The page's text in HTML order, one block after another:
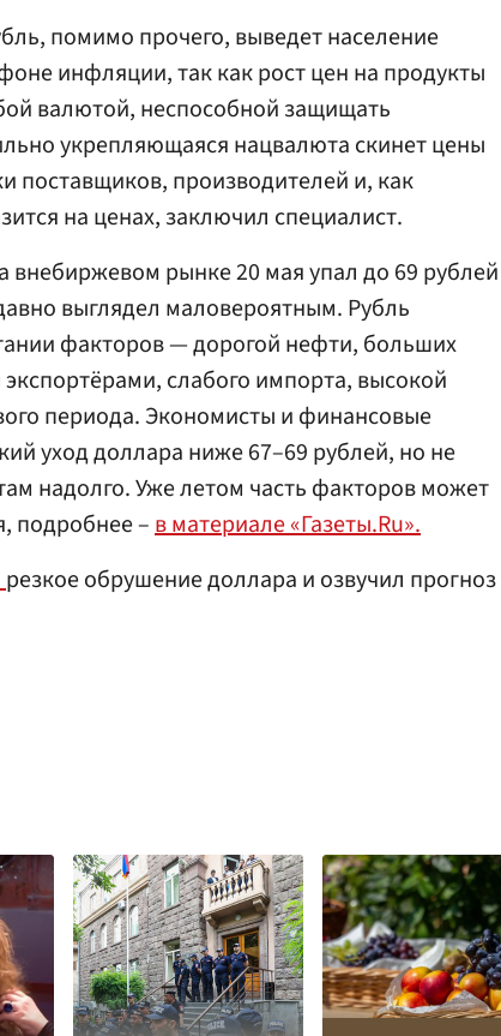
помимо прочего, выведет население
инфляции, так как рост цен на продукты
валютой, неспособной защищать
укрепляющаяся нацвалюта скинет цены
поставщиков, производителей и, как
на ценах, заключил специалист.
рынке 20 мая упал до 69 рублей
выглядел маловероятным. Рубль
факторов — дорогой нефти, больших
слабого импорта, высокой
периода. Экономисты и финансовые
уход доллара ниже 67–69 рублей, но не
надолго. Уже летом часть факторов может
подробнее –в материале «Газеты.Ru».
резкое обрушение доллара и озвучил прогноз